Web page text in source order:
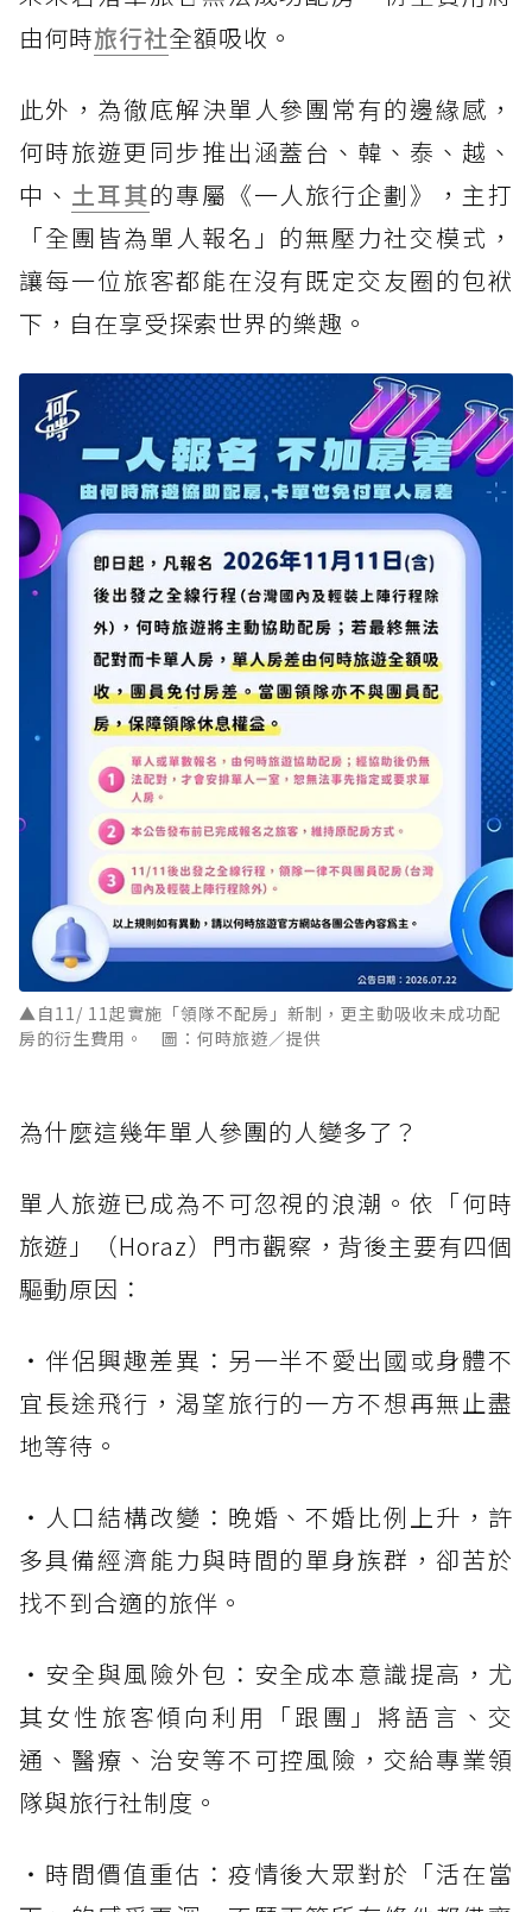
未來若落單旅客無法成功配房，衍生費用將
由何時旅行社全額吸收。
此外，為徹底解決單人參團常有的邊緣感，
何時旅遊更同步推出涵蓋台、韓、泰、越、
中、 土耳其的專屬《一人旅行企劃》，主打
「全團皆為單人報名」的無壓力社交模式，
讓每一位旅客都能在沒有既定交友圈的包袱
下，自在享受探索世界的樂趣。
▲自11/ 11起實施「領隊不配房」新制，更主動吸收未成功配
為什麼這幾年單人參團的人變多了？
單人旅遊已成為不可忽視的浪潮。依「何時
旅遊」（Horaz）門市觀察，背後主要有四個
驅動原因：
・伴侶興趣差異：另一半不愛出國或身體不
宜長途飛行，渴望旅行的一方不想再無止盡
地等待。
・人口結構改變：晚婚、不婚比例上升，許
多具備經濟能力與時間的單身族群，卻苦於
找不到合適的旅伴。
・安全與風險外包：安全成本意識提高，尤
其女性旅客傾向利用「跟團」將語言、交
通、醫療、治安等不可控風險，交給專業領
隊與旅行社制度。
・時間價值重估：疫情後大眾對於「活在當